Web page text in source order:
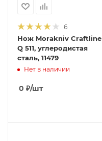
6
Нож Morakniv Craftline
Q 511, углеродистая
сталь, 11479
Нет в наличии
0 ₽/шт